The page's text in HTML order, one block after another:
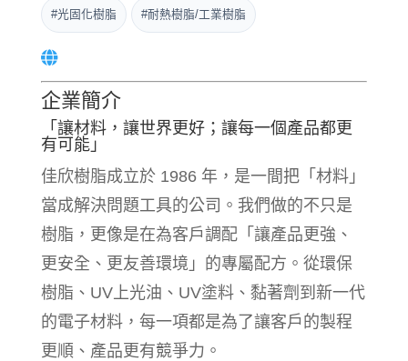
#光固化樹脂 #耐熱樹脂/工業樹脂
企業簡介
「讓材料，讓世界更好；讓每一個產品都更
有可能」
佳欣樹脂成立於 1986 年，是一間把「材料」
當成解決問題工具的公司。我們做的不只是
樹脂，更像是在為客戶調配「讓產品更強、
更安全、更友善環境」的專屬配方。從環保
樹脂、UV上光油、UV塗料、黏著劑到新一代
的電子材料，每一項都是為了讓客戶的製程
更順、產品更有競爭力。